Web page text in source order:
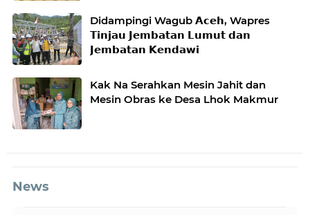
Didampingi Wagub 𝗔𝗰𝗲𝗵, Wapres
𝗧𝗶𝗻𝗷𝗮𝘂 𝗝𝗲𝗺𝗯𝗮𝘁𝗮𝗻 𝗟𝘂𝗺𝘂𝘁 𝗱𝗮𝗻
𝗝𝗲𝗺𝗯𝗮𝘁𝗮𝗻 𝗞𝗲𝗻𝗱𝗮𝘄𝗶
Kak Na Serahkan Mesin Jahit dan
Mesin Obras ke Desa Lhok Makmur
News